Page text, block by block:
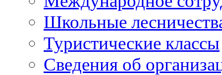
Школьные
Туристические классы
Сведения об